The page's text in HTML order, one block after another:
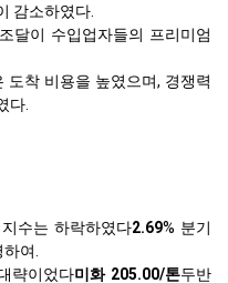
감소하였다.
달이 수입업자들의 프리미엄
착 비용을 높였으며, 경쟁력
다.
수는 하락하였다2.69% 분기
여.
략이었다미화 205.00/톤두반